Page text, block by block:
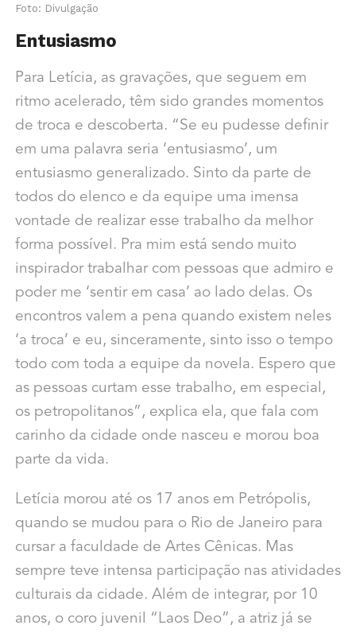
Foto: Divulgação
Entusiasmo
Para Letícia, as gravações, que seguem em
ritmo acelerado, têm sido grandes momentos
de troca e descoberta. “Se eu pudesse definir
em uma palavra seria ‘entusiasmo’, um
entusiasmo generalizado. Sinto da parte de
todos do elenco e da equipe uma imensa
vontade de realizar esse trabalho da melhor
forma possível. Pra mim está sendo muito
inspirador trabalhar com pessoas que admiro e
poder me ‘sentir em casa’ ao lado delas. Os
encontros valem a pena quando existem neles
‘a troca’ e eu, sinceramente, sinto isso o tempo
todo com toda a equipe da novela. Espero que
as pessoas curtam esse trabalho, em especial,
os petropolitanos”, explica ela, que fala com
carinho da cidade onde nasceu e morou boa
parte da vida.
Letícia morou até os 17 anos em Petrópolis,
quando se mudou para o Rio de Janeiro para
cursar a faculdade de Artes Cênicas. Mas
sempre teve intensa participação nas atividades
culturais da cidade. Além de integrar, por 10
anos, o coro juvenil “Laos Deo”, a atriz já se